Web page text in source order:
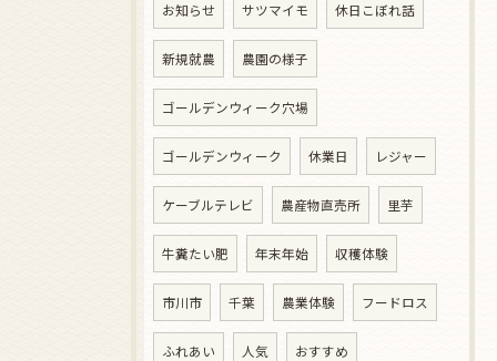
お知らせ サツマイモ 休日こぼれ話
新規就農 農園の様子
ゴールデンウィーク穴場
ゴールデンウィーク 休業日 レジャー
ケーブルテレビ 農産物直売所 里芋
牛糞たい肥 年末年始 収穫体験
市川市 千葉 農業体験 フードロス
ふれあい 人気 おすすめ